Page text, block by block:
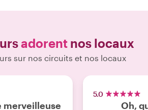
adorentnos locaux
sur nos circuits et nos locaux
merveilleuse
5.0
Oh,